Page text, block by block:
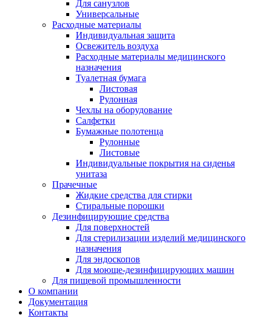
Для санузлов
Универсальные
Расходные материалы
Индивидуальная защита
Освежитель воздуха
Расходные материалы медицинского
назначения
Туалетная бумага
Листовая
Рулонная
Чехлы на оборудование
Салфетки
Бумажные полотенца
Рулонные
Листовые
Индивидуальные покрытия на сиденья
унитаза
Прачечные
Жидкие средства для стирки
Стиральные порошки
Дезинфицирующие средства
Для поверхностей
Для стерилизации изделий медицинского
назначения
Для эндоскопов
Для моюще-дезинфицирующих машин
Для пищевой промышленности
О компании
Документация
Контакты